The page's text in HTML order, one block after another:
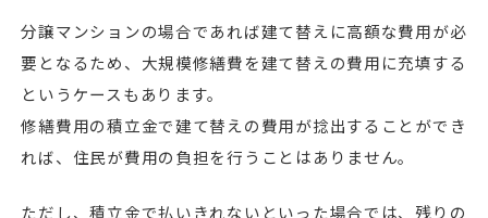
分譲マンションの場合であれば建て替えに高額な費用が必
要となるため、大規模修繕費を建て替えの費用に充填する
というケースもあります。
修繕費用の積立金で建て替えの費用が捻出することができ
れば、住民が費用の負担を行うことはありません。
ただし、積立金で払いきれないといった場合では、残りの